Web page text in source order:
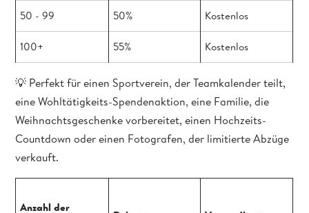
50 - 99 50% Kostenlos
100+ 55% Kostenlos
💡 Perfekt für einen Sportverein, der Teamkalender teilt,
eine Wohltätigkeits-Spendenaktion, eine Familie, die
Weihnachtsgeschenke vorbereitet, einen Hochzeits-
Countdown oder einen Fotografen, der limitierte Abzüge
verkauft.
Anzahl der